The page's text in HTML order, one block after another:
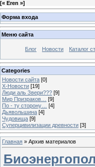
[« Eren »]
Форма входа
Меню сайта
Блог Новости Каталог
Categories
Новости сайта [0]
Х-Новости [19]
Люди аль Звери??? [9]
Мир Призраков…
[9]
По - ту сторону…
[4]
Дьявольшина [4]
Чудовища [9]
Суперцивилизации древности [3]
Главная » Архив материалов